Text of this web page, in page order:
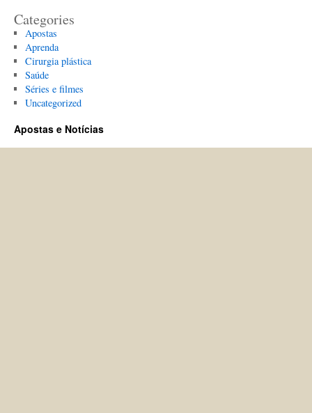
Categories
Apostas
Aprenda
Cirurgia plástica
Saúde
Séries e filmes
Uncategorized
Apostas e Notícias